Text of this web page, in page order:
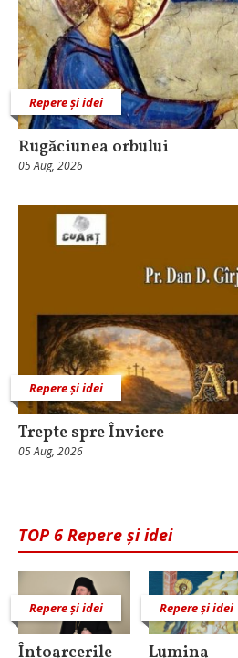
Repere și idei
Rugăciunea orbului
05 Aug, 2026
Repere și idei
Trepte spre Înviere
05 Aug, 2026
TOP 6 Repere și idei
Repere și idei
Întoarcerile
Repere și idei
Lumina